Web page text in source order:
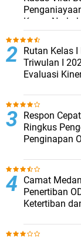
Kasus
Rutan Kelas
Triwulan I
Evaluasi
Respon
Ringkus
Penginapan
Camat
Penertiban
Ketertiban